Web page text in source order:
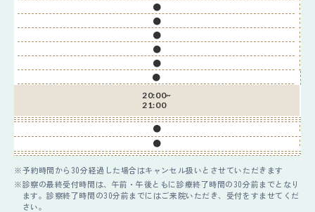
●
●
●
●
●
●
20:00~
21:00
●
●
予約時間から30分経過した場合はキャンセル扱いとさせていただきます
診察の最終受付時間は、午前・午後ともに診療終了時間の30分前までとなり
ます。診察終了時間の30分前までにはご来院いただき、受付をすませてくだ
さい。